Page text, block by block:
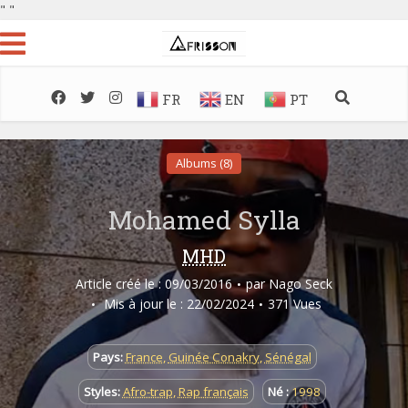
" "
FR EN PT
Albums (8)
Mohamed Sylla
MHD
Article créé le : 09/03/2016 par Nago Seck
Mis à jour le : 22/02/2024
371 Vues
Pays:France, Guinée Conakry, Sénégal
Styles:Afro-trap,Rap français Né :1998